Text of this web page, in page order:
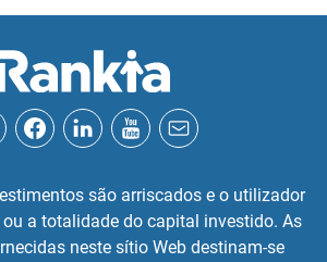
são arriscados e o utilizador
ou a totalidade do capital investido. As
neste sítio Web destinam-se